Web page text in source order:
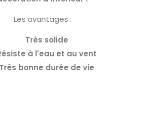
Les avantages :
Très solide
à l'eau et au vent
Très bonne durée de vie